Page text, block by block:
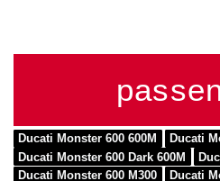
Ducati Monster 600 600M
Ducati
Ducati Monster 600 Dark 600M
Ducati Monster 600 M300
Ducati